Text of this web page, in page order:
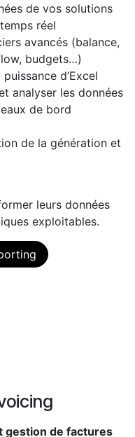
de vos solutions
réel
avancés (balance,
budgets…)
d’Excel
analyser les données
de bord
de la génération et
leurs données
exploitables.
gestion de factures